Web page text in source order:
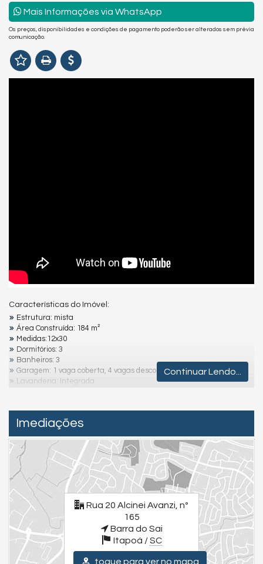
Mais Informações via WhatsApp
Os preços, disponibilidades e condições de pagamento poderão ser alterados sem prévia
comunicação.
Características do Imóvel:
Estrutura: mista
Área Construída: 184 m²
Medidas:12x30
Dormitórios: 3
Banheiros: 3
Garagem: 1 vaga coberta, 4 vagas descobertas
Lavanderia: Integrada
Casa Próxima ao Miradouro Alisson da Cunha
Destaques e Diferenciais:
Ambientes Amplos e Arejados
Sala e Cozinha em Conceito Aberto
Área de Lazer Completa e Aconchegante
Próximo a Mercados, Lojas, Farmácias e Escola
Para uma experiência completa, assista aos vídeos detalhados
dos imóveis e da cidade. Visite nossas redes sociais:
Instagram - @julianoolivaimoveis (Instagram/julianoOlivaImoveis)
Facebook - Juliano Oliva Imóveis (Facebook/JulianoOlivaImóveis)
YouTube Juliano Oliva Imóveis - (Youtube/ThauaniZanetti)
Continuar Lendo...
Imediações
Rua 20 Alcinei Avanzi, nº
165
Barra do Sai
Itapoá /SC
toque para ver no mapa